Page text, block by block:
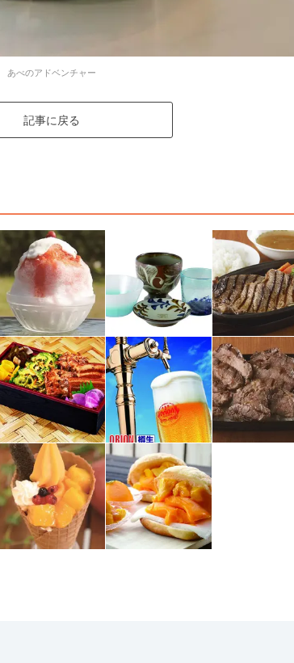
あべのアドベンチャー
記事に戻る